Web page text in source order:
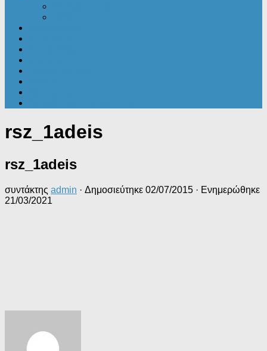
rsz_1adeis
rsz_1adeis
συντάκτης admin · Δημοσιεύτηκε 02/07/2015 · Ενημερώθηκε
21/03/2021